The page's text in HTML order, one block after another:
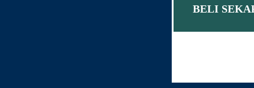
BELI